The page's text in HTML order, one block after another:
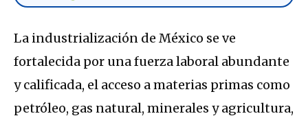
La industrialización de México se ve
fortalecida por una fuerza laboral abundante
y calificada, el acceso a materias primas como
petróleo, gas natural, minerales y agricultura,